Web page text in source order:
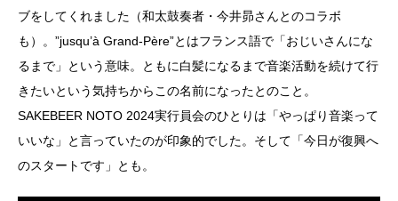
ブをしてくれました（和太鼓奏者・今井昴さんとのコラボ
も）。”jusqu’à Grand-Père”とはフランス語で「おじいさんにな
るまで」という意味。ともに白髪になるまで音楽活動を続けて行
きたいという気持ちからこの名前になったとのこと。
SAKEBEER NOTO 2024実行員会のひとりは「やっぱり音楽って
いいな」と言っていたのが印象的でした。そして「今日が復興へ
のスタートです」とも。